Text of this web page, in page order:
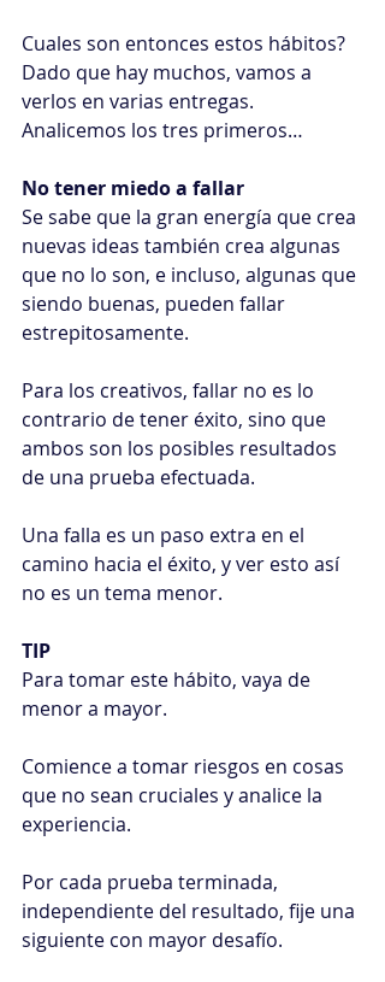
Cuales son entonces estos hábitos?
Dado que hay muchos, vamos a
verlos en varias entregas.
Analicemos los tres primeros…
No tener miedo a fallar
Se sabe que la gran energía que crea
nuevas ideas también crea algunas
que no lo son, e incluso, algunas que
siendo buenas, pueden fallar
estrepitosamente.
Para los creativos, fallar no es lo
contrario de tener éxito, sino que
ambos son los posibles resultados
de una prueba efectuada.
Una falla es un paso extra en el
camino hacia el éxito, y ver esto así
no es un tema menor.
TIP
Para tomar este hábito, vaya de
menor a mayor.
Comience a tomar riesgos en cosas
que no sean cruciales y analice la
experiencia.
Por cada prueba terminada,
independiente del resultado, fije una
siguiente con mayor desafío.